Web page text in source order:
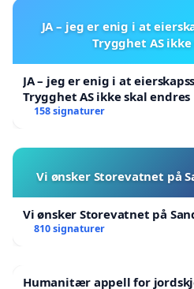
JA – jeg er enig i at
Trygghet AS
JA – jeg er enig i at
Trygghet AS ikke skal endres
158 signaturer
Vi ønsker Storevatnet på
Vi ønsker Storevatnet på
810 signaturer
Humanitær appell for